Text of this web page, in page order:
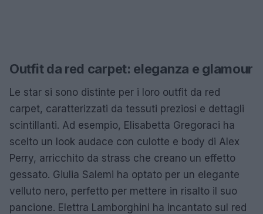
Outfit da red carpet: eleganza e glamour
Le star si sono distinte per i loro outfit da red
carpet, caratterizzati da tessuti preziosi e dettagli
scintillanti. Ad esempio, Elisabetta Gregoraci ha
scelto un look audace con culotte e body di Alex
Perry, arricchito da strass che creano un effetto
gessato. Giulia Salemi ha optato per un elegante
velluto nero, perfetto per mettere in risalto il suo
pancione. Elettra Lamborghini ha incantato sul red